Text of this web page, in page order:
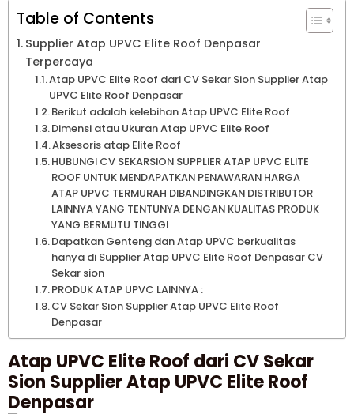
Table of Contents
Supplier Atap UPVC Elite Roof Denpasar
Terpercaya
Atap UPVC Elite Roof dari CV Sekar Sion Supplier Atap
UPVC Elite Roof Denpasar
Berikut adalah kelebihan Atap UPVC Elite Roof
Dimensi atau Ukuran Atap UPVC Elite Roof
Aksesoris atap Elite Roof
HUBUNGI CV SEKARSION SUPPLIER ATAP UPVC ELITE
ROOF UNTUK MENDAPATKAN PENAWARAN HARGA
ATAP UPVC TERMURAH DIBANDINGKAN DISTRIBUTOR
LAINNYA YANG TENTUNYA DENGAN KUALITAS PRODUK
YANG BERMUTU TINGGI
Dapatkan Genteng dan Atap UPVC berkualitas
hanya di Supplier Atap UPVC Elite Roof Denpasar CV
Sekar sion
PRODUK ATAP UPVC LAINNYA :
CV Sekar Sion Supplier Atap UPVC Elite Roof
Denpasar
Atap UPVC Elite Roof dari CV Sekar
Sion Supplier Atap UPVC Elite Roof
Denpasar